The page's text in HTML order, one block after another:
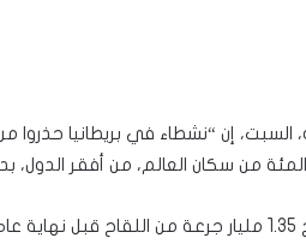
إن “نشطاء في بريطانيا حذروا